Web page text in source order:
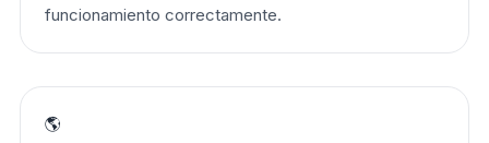
funcionamiento correctamente.
🌎